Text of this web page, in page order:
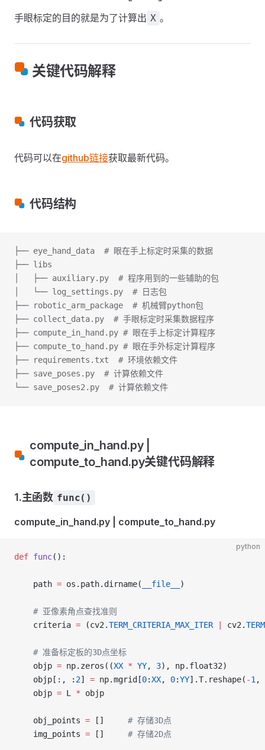
手眼标定的目的就是为了计算出 X 。
关键代码解释
代码获取
代码可以在github链接获取最新代码。
代码结构
├── eye_hand_data  # 眼在手上标定时采集的数据
├── libs
│   ├── auxiliary.py  # 程序用到的一些辅助的包
│   └── log_settings.py  # 日志包
├── robotic_arm_package  # 机械臂python包
├── collect_data.py  # 手眼标定时采集数据程序
├── compute_in_hand.py # 眼在手上标定计算程序
├── compute_to_hand.py # 眼在手外标定计算程序
├── requirements.txt  # 环境依赖文件
├── save_poses.py  # 计算依赖文件
└── save_poses2.py  # 计算依赖文件
compute_in_hand.py |
compute_to_hand.py关键代码解释
1.主函数 func()
compute_in_hand.py | compute_to_hand.py
python
def func():
    path
= os.path.dirname( __file__ )
    # 亚像素角点查找准则
    criteria
= (cv2.TERM_CRITERIA_MAX_ITER cv2.
    # 准备标定板的3D点坐标
    objp
= np.zeros((XX * YY, 3), np.float32)
    objp[:, :
2] = np.mgrid[0:XX, 0:YY].T.reshape( -1 ,
    objp
= L * objp
    obj_points
= [] # 存储3D点
    img_points
= [] # 存储2D点